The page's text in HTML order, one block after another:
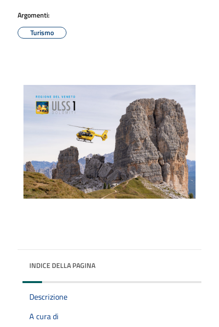
Argomenti:
Turismo
INDICE DELLA PAGINA
Descrizione
A cura di